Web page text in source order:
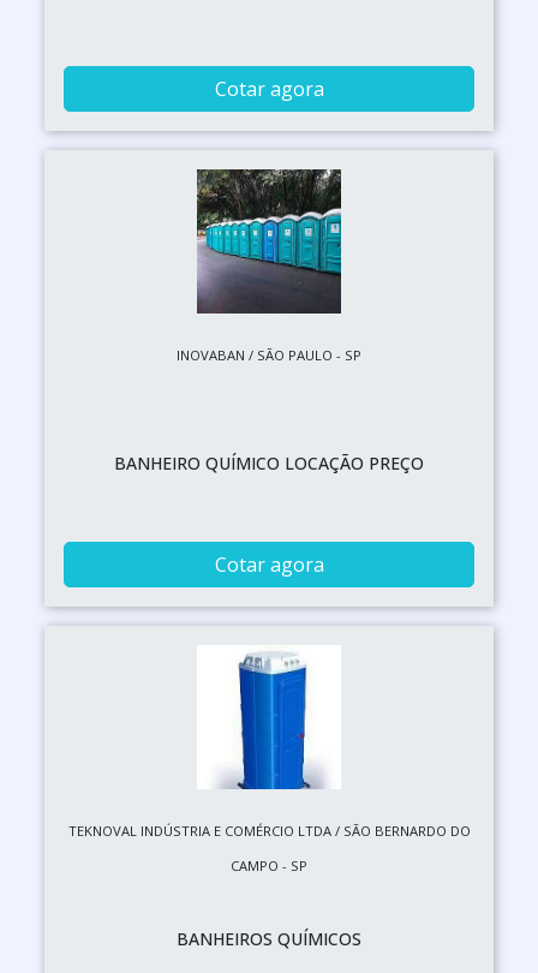
Cotar agora
INOVABAN / SÃO PAULO - SP
BANHEIRO QUÍMICO LOCAÇÃO PREÇO
Cotar agora
TEKNOVAL INDÚSTRIA E COMÉRCIO LTDA / SÃO BERNARDO DO
CAMPO - SP
BANHEIROS QUÍMICOS